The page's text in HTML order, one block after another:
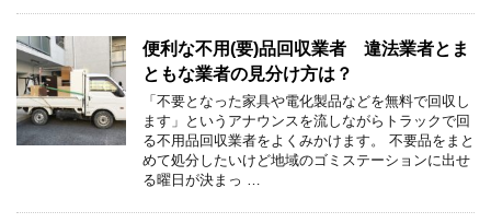
便利な不用(要)品回収業者 違法業者とま
ともな業者の見分け方は？
「不要となった家具や電化製品などを無料で回収し
ます」というアナウンスを流しながらトラックで回
る不用品回収業者をよくみかけます。 不要品をまと
めて処分したいけど地域のゴミステーションに出せ
る曜日が決まっ …